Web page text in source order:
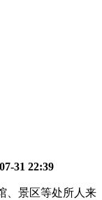
31 22:39
景区等处所人来